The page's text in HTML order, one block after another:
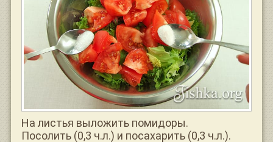
На листья выложить помидоры.
Посолить (0,3 ч.л.) и посахарить (0,3 ч.л.).